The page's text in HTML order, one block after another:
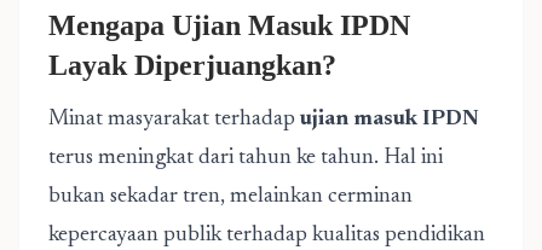
Mengapa Ujian Masuk IPDN
Layak Diperjuangkan?
Minat masyarakat terhadap ujian masuk IPDN
terus meningkat dari tahun ke tahun. Hal ini
bukan sekadar tren, melainkan cerminan
kepercayaan publik terhadap kualitas pendidikan